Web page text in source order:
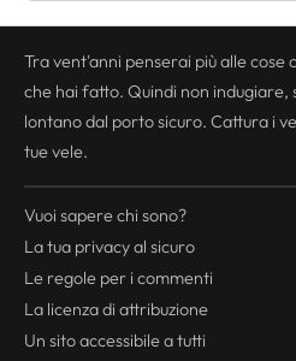
Tra vent'anni penserai più alle cose
che hai fatto. Quindi non indugiare,
lontano dal porto sicuro. Cattura i
tue vele.
Vuoi sapere chi sono?
La tua privacyal sicuro
Le regole per i commenti
La licenza di attribuzione
Un sito accessibile a tutti